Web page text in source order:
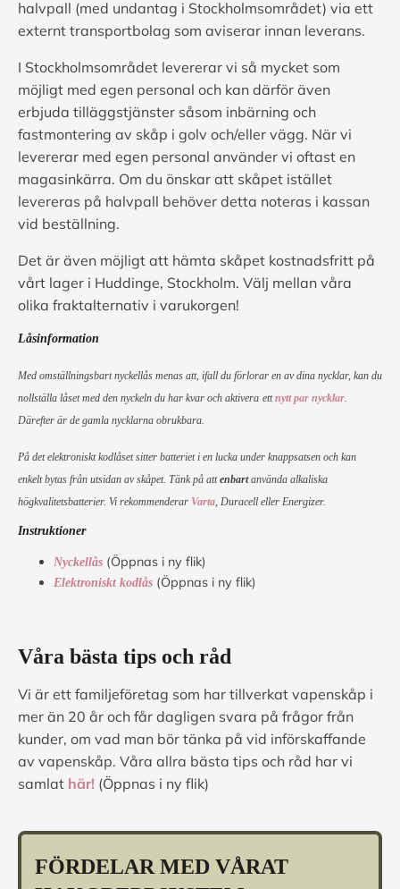
halvpall (med undantag i Stockholmsområdet) via ett
externt transportbolag som aviserar innan leverans.
I Stockholmsområdet levererar vi så mycket som
möjligt med egen personal och kan därför även
erbjuda tilläggstjänster såsom inbärning och
fastmontering av skåp i golv och/eller vägg. När vi
levererar med egen personal använder vi oftast en
magasinkärra. Om du önskar att skåpet istället
levereras på halvpall behöver detta noteras i kassan
vid beställning.
Det är även möjligt att hämta skåpet kostnadsfritt på
vårt lager i Huddinge, Stockholm. Välj mellan våra
olika fraktalternativ i varukorgen!
Låsinformation
Med omställningsbart nyckellås menas att, ifall du förlorar en av dina nycklar, kan du
nollställa låset med den nyckeln du har kvar och aktivera ettnytt par nycklar.
Därefter är de gamla nycklarna obrukbara.
På det elektroniskt kodlåset sitter batteriet i en lucka under knappsatsen och kan
enkelt bytas från utsidan av skåpet. Tänk på attenbartanvända alkaliska
högkvalitetsbatterier. Vi rekommenderar Varta, Duracell eller Energizer.
Instruktioner
Nyckellås (Öppnas i ny flik)
Elektroniskt kodlås (Öppnas i ny flik)
Våra bästa tips och råd
Vi är ett familjeföretag som har tillverkat vapenskåp i
mer än 20 år och får dagligen svara på frågor från
kunder, om vad man bör tänka på vid införskaffande
av vapenskåp. Våra allra bästa tips och råd har vi
samlat här! (Öppnas i ny flik)
FÖRDELAR MED VÅRAT